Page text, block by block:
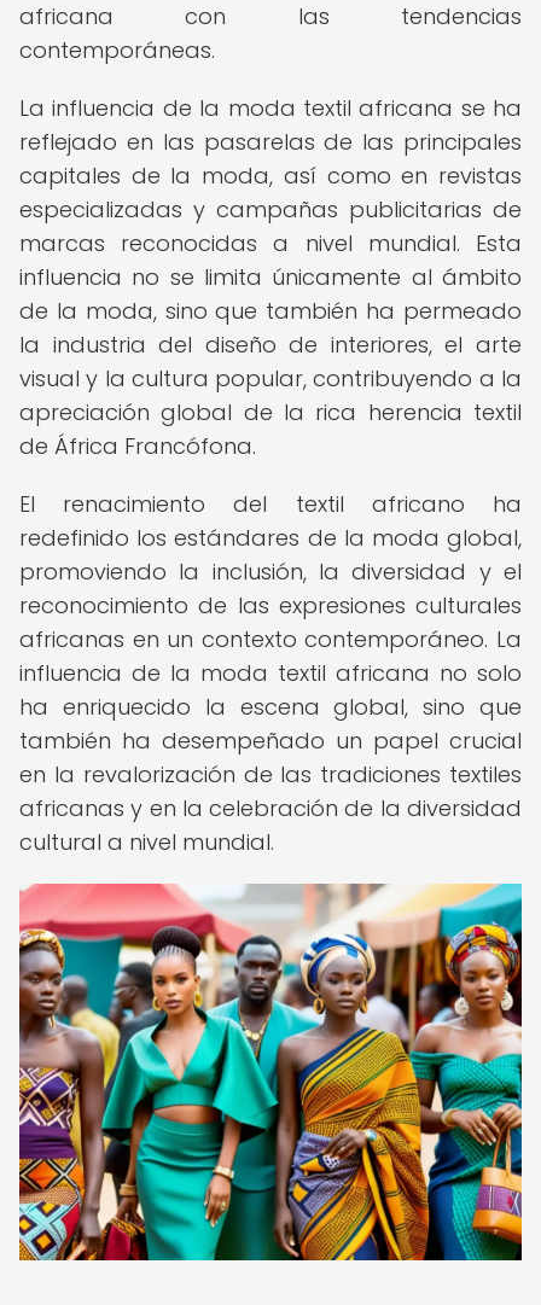
africana con las tendencias
contemporáneas.
La influencia de la moda textil africana se ha
reflejado en las pasarelas de las principales
capitales de la moda, así como en revistas
especializadas y campañas publicitarias de
marcas reconocidas a nivel mundial. Esta
influencia no se limita únicamente al ámbito
de la moda, sino que también ha permeado
la industria del diseño de interiores, el arte
visual y la cultura popular, contribuyendo a la
apreciación global de la rica herencia textil
de África Francófona.
El renacimiento del textil africano ha
redefinido los estándares de la moda global,
promoviendo la inclusión, la diversidad y el
reconocimiento de las expresiones culturales
africanas en un contexto contemporáneo. La
influencia de la moda textil africana no solo
ha enriquecido la escena global, sino que
también ha desempeñado un papel crucial
en la revalorización de las tradiciones textiles
africanas y en la celebración de la diversidad
cultural a nivel mundial.